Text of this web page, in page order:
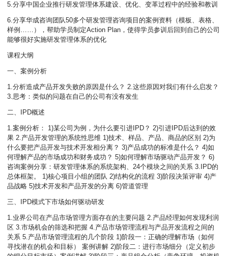
5.分享中国企业推行研发管理体系建设、优化、变革过程中的经验和教训
6.分享华成咨询团队50多个研发管理咨询项目的案例资料（模板、表格、
样例……），帮助学员制定Action Plan，使得学员参训后回到自己的公司
能够很好实施研发管理体系的优化
课程大纲
一、案例分析
1.分析造成产品开发失败的原因是什么？ 2.这些原因对我们有什么启发？
3.思考：类似的问题在自己的公司有没有发生
二、IPD概述
1.案例分析： 1)某公司为例，为什么要引进IPD？ 2)引进IPD后达到的效
果 2.产品开发管理的系统性思维 1)技术、样品、产品、商品的区别 2)为
什么要把产品开发与技术开发相分离？ 3)产品成功的标准是什么？ 4)如
何理解产品的市场成功和财务成功？ 5)如何理解市场驱动产品开发？ 6)
咨询案例分享：研发管理体系的系统架构、24个模块之间的关系 3.IPD的
总体框架。 1)核心项目小组的团队 2)结构化的流程 3)阶段决策评审 4)产
品战略 5)技术开发和产品开发的分离 6)管道管理
三、IPD模式下市场如何驱动研发
1.业界公司在产品市场管理方面存在的主要问题 2.产品经理如何发现利润
区 3.市场机会的筛选和把握 4.产品市场管理流程与产品开发流程之间的
关系 5.产品市场管理流程的几个阶段 1)阶段一：正确的理解市场（如何
寻找潜在的机会和目标） 案例讲解 2)阶段二：进行市场细分（定义初步